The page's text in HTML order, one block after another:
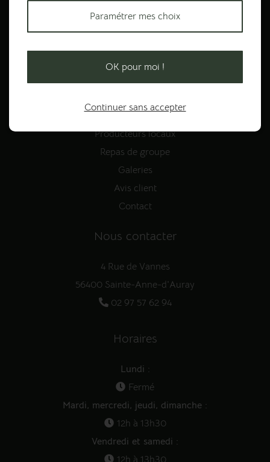
Prestations
La carte
Producteurs locaux
Repas de groupe
Galeries
Avis client
Contact
Nous contacter
4 Rue de Vannes
56400 Sainte-Anne-d'Auray
02 97 57 62 94
Horaires
Lundi :
Fermé
Mardi, mercredi, jeudi, dimanche :
12h à 13h30
Vendredi et samedi :
12h à 13h30
Paramétrer mes choix
OK pour moi !
Continuer sans accepter